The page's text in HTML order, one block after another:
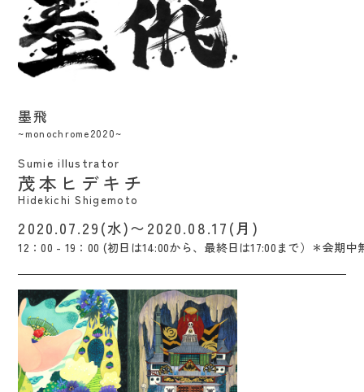
墨飛
~monochrome2020~
Sumie illustrator
茂本ヒデキチ
Hidekichi Shigemoto
2020.07.29(水)〜2020.08.17(月)
12：00 - 19：00 (初日は14:00から、最終日は17:00まで）＊会期中